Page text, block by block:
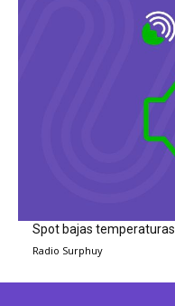
Spot bajas temperaturas
Radio Surphuy